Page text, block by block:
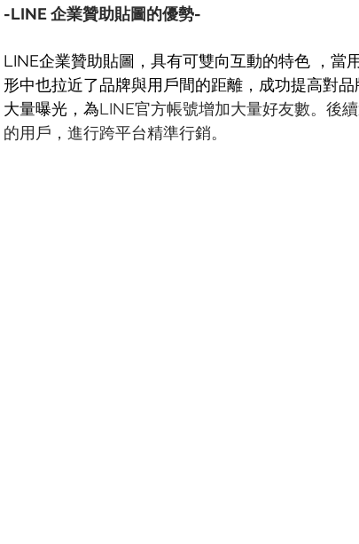
-LINE 企業贊助貼圖的優勢-
LINE企業贊助貼圖，具有可雙向互動的特色 ，當
形中也拉近了品牌與用戶間的距離，成功提高對
大量曝光，為LINE官方帳號增加大量好友數。後
的用戶，進行跨平台精準行銷。